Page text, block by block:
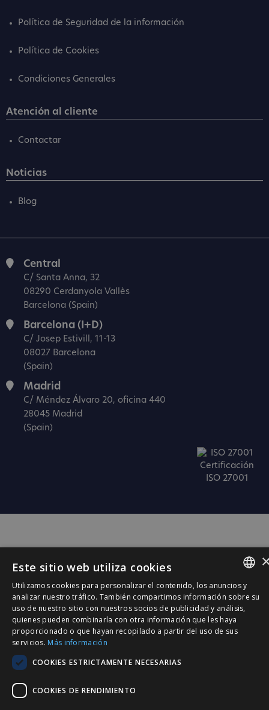
Política de Seguridad de la información
Política de Cookies
Condiciones Generales
Atención al cliente
Contactar
Noticias
Blog
Central
C/ Santa Anna, 32
08290 Cerdanyola Vallès
Barcelona (Spain)
Barcelona (I+D)
C/ Josep Estivill, 11-13
08027 Barcelona
(Spain)
Madrid
C/ Méndez Álvaro 20, oficina 440
28045 Madrid
(Spain)
Certificación
ISO 27001
SPANISH
CATALÀ
ENGLISH
Este sitio web utiliza cookies
Utilizamos cookies para personalizar el contenido, los anuncios y
analizar nuestro tráfico. También compartimos información sobre su
uso de nuestro sitio con nuestros socios de publicidad y análisis,
quienes pueden combinarla con otra información que les haya
proporcionado o que hayan recopilado a partir del uso de sus
servicios. Más información
COOKIES ESTRICTAMENTE NECESARIAS
COOKIES DE RENDIMIENTO